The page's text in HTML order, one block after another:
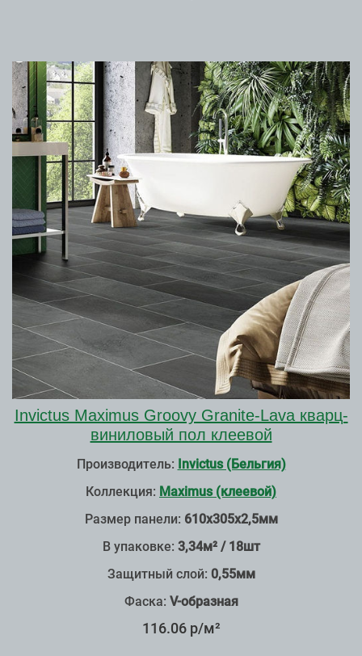
Invictus Maximus Groovy Granite-Lava кварц-
виниловый пол клеевой
Производитель: Invictus (Бельгия)
Коллекция: Maximus (клеевой)
Размер панели: 610х305х2,5мм
В упаковке: 3,34м² / 18шт
Защитный слой: 0,55мм
Фаска: V-образная
116.06 р/м²